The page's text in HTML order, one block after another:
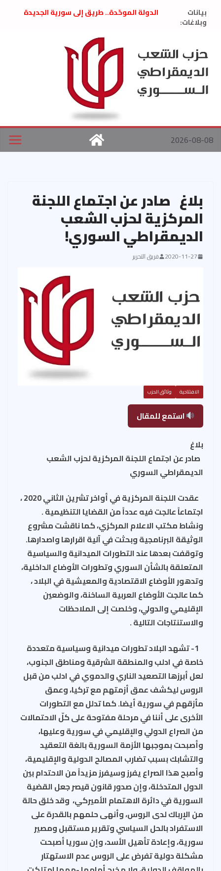
بيانات
وبلاغات:
الدولة الموحّدة.. طريق إلى سورية الجديدة
العام السابق لحزب الاتحاد الاشتراكي العربي
الديمقراطي
بلاغ صادر عن اجتماع اللجنة المركزية نيسان
2026
الحرب الأمريكية الإسرائيلية على نظام الملالي
في إيران .. بيان من حزب الشعب الديمقراطي
السوري
2026-08-08
بلاغ صادر عن اجتماع اللجنة
المركزية لحزب الشعب
الديمقراطي السوري!
2020-11-27 فريق التحرير
الافتتاحية وثائق الحزب
استمع للمقال
بلاغ
صادر عن اجتماع اللجنة المركزية لحزب الشعب
الديمقراطي السوري
عقدت اللجنة المركزية في أواخر تشرين الثاني 2020 ،
اجتماعاً عالجت فيه عدداً من القضايا التنظيمية .
ونشاط مكتب الاعلام المركزي، كما ناقشت مشروع
الوثيقة البرنامجية وبحثت في آلية اقرارها واصدارها.
وتوقفت بعدها عند التطورات الميدانية والسياسية
المتعلقة بالشأن السوري وتطورات الأوضاع الداخلية،
وتدهور الأوضاع الاقتصادية والمعيشية في البلاد ،
كما عالجت الأوضاع العربية الساخنة، والوضعين
الإقليمي والدولي، وخلصت إلى الملاحظات
والاستنتاجات التالية .
1- تشهد البلاد تطورات ميدانية وسياسية متعددة
خاصة في ادلب والمنطقة الشرقية ومناطق الجنوب،
لعل أبرزها التصعيد الناري والدموي في ادلب من قبل
الروس ليكشف عمق أزمتهم مع تركيا، وعمق
مأزقهم في سورية أيضا. كما تدلل مع التطورات
الأخرى على أننا في مرحلة مفتوحة على كلّ الاحتمالات
من الصراع الدولي والإقليمي في سورية وعليها،
وأصبحت بموجبها الأزمة السورية بالغة التعقيد
والتشابك بسبب تضارب المصالح الدولية والإقليمية،
وأصبح هذا الصراع يفرز وسيفرز مزيداً من الاحتدام بين
الدول المتدخلة، وإن صدور قانون قيصر جعل القضية
السورية في دائرة الاهتمام الأميركي، وقد خلق حالة
من الإرباك لدى الروس، وأنهى حلمهم بالقدرة على
الاستفراد بالحل السياسي وتقرير مستقبل ومصير
سورية، وإعادة تأهيل الأسد، وإن سوريا أصبحت
مشكلة دولية تفرض على الروس عدم الاستهتار